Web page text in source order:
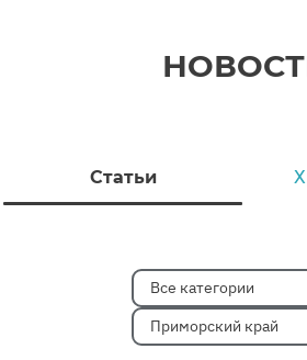
Статьи
Все категории
Приморский край